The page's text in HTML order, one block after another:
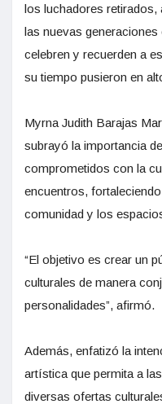
los luchadores retirados,
las nuevas
celebren y recuerden a
su tiempo pusieron en
Myrna Judith Barajas
subrayó la importancia
comprometidos con la
encuentros,
comunidad y los
“El objetivo es crear un
culturales de manera
personalidades”, afirmó.
Además, enfatizó la
artística que permita a
diversas ofertas